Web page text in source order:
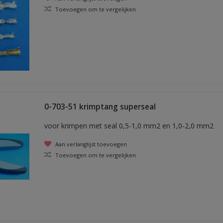
Toevoegen om te vergelijken
0-703-51 krimptang superseal
voor krimpen met seal 0,5-1,0 mm2 en 1,0-2,0 mm2
Aan verlanglijst toevoegen
Toevoegen om te vergelijken